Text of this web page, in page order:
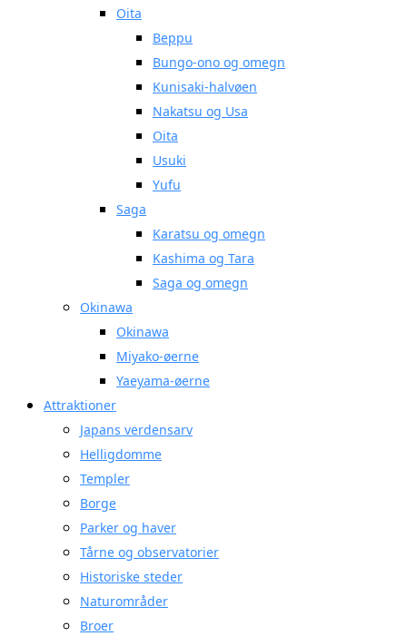
Oita
Beppu
Bungo-ono og omegn
Kunisaki-halvøen
Nakatsu og Usa
Oita
Usuki
Yufu
Saga
Karatsu og omegn
Kashima og Tara
Saga og omegn
Okinawa
Okinawa
Miyako-øerne
Yaeyama-øerne
Attraktioner
Japans verdensarv
Helligdomme
Templer
Borge
Parker og haver
Tårne og observatorier
Historiske steder
Naturområder
Broer